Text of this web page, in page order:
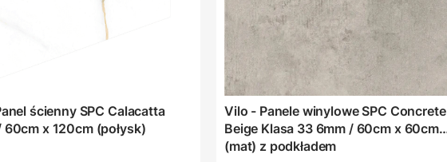
ścienny SPC Calacatta
60cm x 120cm (połysk)
Vilo - Panele winylowe SPC Concrete
Beige Klasa 33 6mm / 60cm x 60cm
(mat) z podkładem